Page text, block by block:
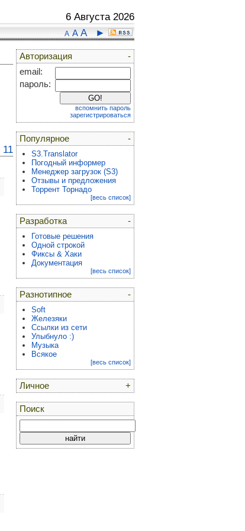
6 Августа 2026
A A A ►
11
-
Авторизация
email:
пароль:
вспомнить пароль
зарегистрироваться
-
Популярное
S3.Translator
Погодный информер
Менеджер загрузок (S3)
Отзывы и предложения
Торрент Торнадо
[весь список]
-
Разработка
Готовые решения
Одной строкой
Фиксы & Хаки
Документация
[весь список]
-
Разнотипное
Soft
Железяки
Ссылки из сети
Улыбнуло :)
Музыка
Всякое
[весь список]
+
Личное
Поиск